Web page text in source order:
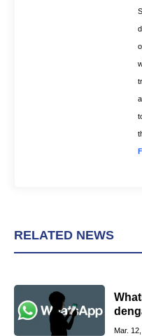
RELATED NEWS
Mar.